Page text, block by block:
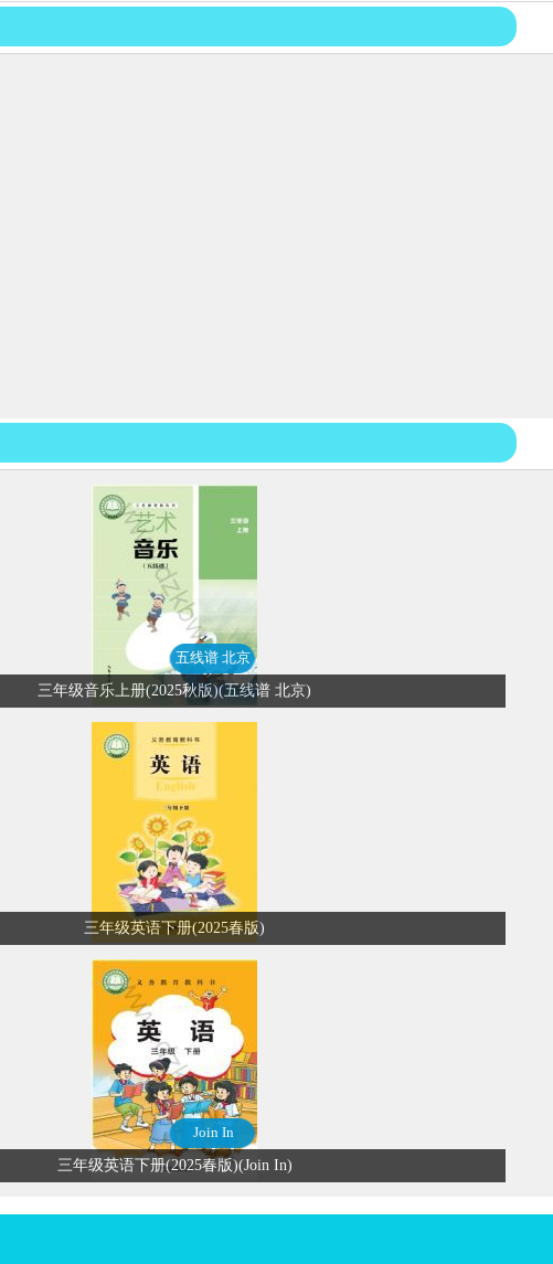
五线谱 北京
三年级音乐上册(2025秋版)(五线谱 北京)
三年级英语下册(2025春版)
Join In
三年级英语下册(2025春版)(Join In)